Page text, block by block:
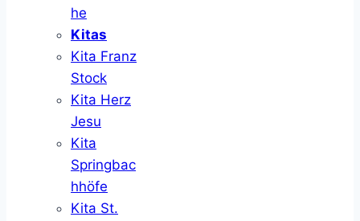
he
Kitas
Kita Franz
Stock
Kita Herz
Jesu
Kita
Springbac
hhöfe
Kita St.